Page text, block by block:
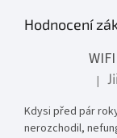
Hodnocení
|
Kdysi před pár
nerozchodil,